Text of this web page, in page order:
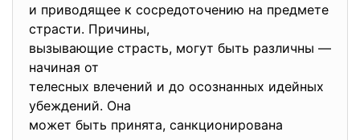
и приводящее к сосредоточению на предмете
страсти. Причины,
вызывающие страсть, могут быть различны —
начиная от
телесных влечений и до осознанных идейных
убеждений. Она
может быть принята, санкционирована